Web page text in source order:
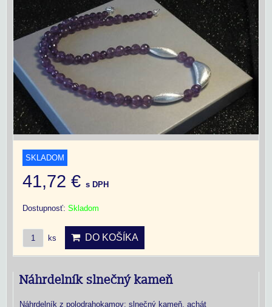
SKLADOM
41,72 € s DPH
Dostupnosť: Skladom
ks DO KOŠÍKA
Náhrdelník slnečný kameň
Náhrdelník z polodrahokamov: slnečný kameň, achát